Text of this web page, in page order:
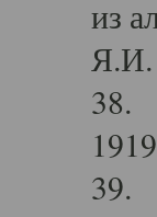
из
Я.И.
38.
39.